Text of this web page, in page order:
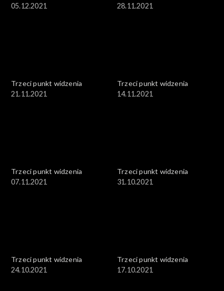
05.12.2021
28.11.2021
Trzeci punkt widzenia
21.11.2021
Trzeci punkt widzenia
14.11.2021
Trzeci punkt widzenia
07.11.2021
Trzeci punkt widzenia
31.10.2021
Trzeci punkt widzenia
24.10.2021
Trzeci punkt widzenia
17.10.2021